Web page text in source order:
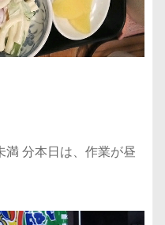
満 分本日は、作業が昼